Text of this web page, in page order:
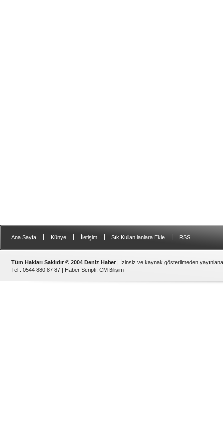
Ana Sayfa Künye İletişim Sık Kullanılanlara Ekle RSS
Tüm Hakları Saklıdır © 2004 Deniz Haber | İzinsiz ve kaynak gösterilmeden
Tel : 0544 880 87 87 | Haber Scripti: CM Bilişim